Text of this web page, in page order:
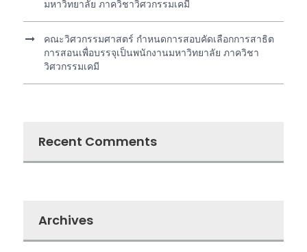
มหาวิทยาลัย ภาควิชาวิศวกรรมเคมี
คณะวิศวกรรมศาสตร์ กำหนดการสอบคัดเลือกการสาธิต
การสอนเพื่อบรรจุเป็นพนักงานมหาวิทยาลัย ภาควิชา
วิศวกรรมเคมี
Recent Comments
Archives